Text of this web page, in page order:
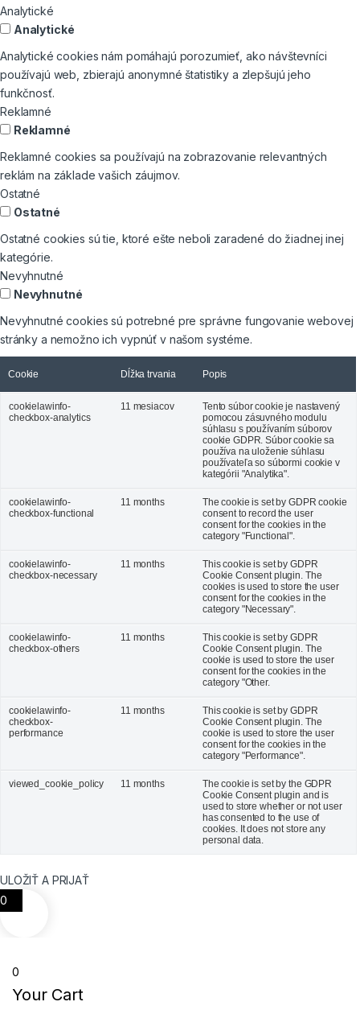
Analytické
Analytické
Analytické cookies nám pomáhajú porozumieť, ako návštevníci
používajú web, zbierajú anonymné štatistiky a zlepšujú jeho
funkčnosť.
Reklamné
Reklamné
Reklamné cookies sa používajú na zobrazovanie relevantných
reklám na základe vašich záujmov.
Ostatné
Ostatné
Ostatné cookies sú tie, ktoré ešte neboli zaradené do žiadnej inej
kategórie.
Nevyhnutné
Nevyhnutné
Nevyhnutné cookies sú potrebné pre správne fungovanie webovej
stránky a nemožno ich vypnúť v našom systéme.
Cookie Dĺžka trvania Popis
cookielawinfo-
checkbox-analytics
11 mesiacov
Tento súbor cookie je nastavený
pomocou zásuvného modulu
súhlasu s používaním súborov
cookie GDPR. Súbor cookie sa
používa na uloženie súhlasu
používateľa so súbormi cookie v
kategórii "Analytika".
cookielawinfo-
checkbox-functional
11 months
The cookie is set by GDPR cookie
consent to record the user
consent for the cookies in the
category "Functional".
cookielawinfo-
checkbox-necessary
11 months
This cookie is set by GDPR
Cookie Consent plugin. The
cookies is used to store the user
consent for the cookies in the
category "Necessary".
cookielawinfo-
checkbox-others
11 months
This cookie is set by GDPR
Cookie Consent plugin. The
cookie is used to store the user
consent for the cookies in the
category "Other.
cookielawinfo-
checkbox-
performance
11 months
This cookie is set by GDPR
Cookie Consent plugin. The
cookie is used to store the user
consent for the cookies in the
category "Performance".
viewed_cookie_policy 11 months
The cookie is set by the GDPR
Cookie Consent plugin and is
used to store whether or not user
has consented to the use of
cookies. It does not store any
personal data.
ULOŽIŤ A PRIJAŤ
0
0
Your Cart